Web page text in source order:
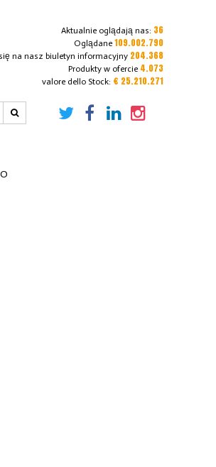
Aktualnie oglądają nas: 36
Oglądane 109.002.790
na nasz biuletyn informacyjny 204.368
Produkty w ofercie 4.073
valore dello Stock: € 25.210.271